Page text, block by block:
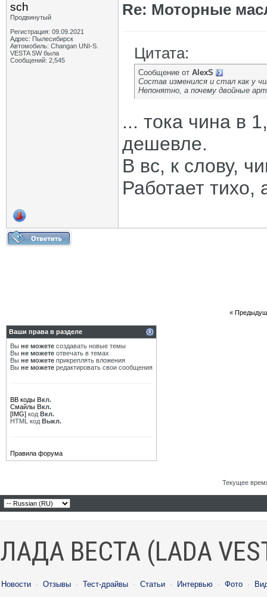
sch
Продвинутый
Регистрация: 09.09.2021
Адрес: Пылесибирск
Автомобиль: Changan UNI-S.
VESTA SW была
Сообщений: 2,545
Re: Моторные
Цитата:
Сообщение от AlexS
Состав изменился и стал как у
Непонятно, а почему двойные
... тока чина в
дешевле.
В вс, к слову,
Работает
«
Ваши права в разделе
Вы не можете создавать новые темы
Вы не можете отвечать в темах
Вы не можете прикреплять вложения
Вы не можете редактировать свои сообщения
BB коды Вкл.
Смайлы Вкл.
[IMG] код Вкл.
HTML код Выкл.
Правила форума
Текущее
ЛАДА ВЕСТА (LADA
Новости · Отзывы · Тест-драйвы · Статьи · Интервью · Фото ·